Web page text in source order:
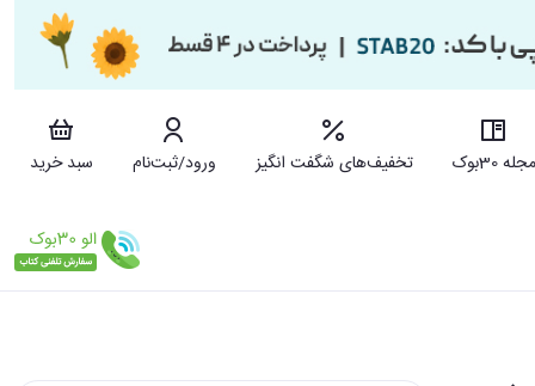
مجله 30بوک تخفیف‌های شگفت انگیز ورود/ثبت‌نام
سبد خرید